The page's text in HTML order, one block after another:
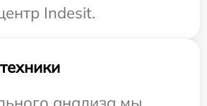
Indesit.